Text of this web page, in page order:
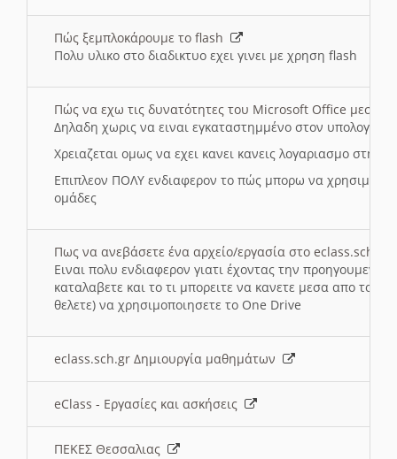
Πώς ξεμπλοκάρουμε το flash
Πολυ υλικο στο διαδικτυο εχει γινει με χρηση flash
Πώς να εχω τις δυνατότητες του Microsoft Office μεσω
Δηλαδη χωρις να ειναι εγκαταστημμένο στον
Χρειαζεται ομως να εχει κανει κανεις λογαριασμο στη
Επιπλεον ΠΟΛΥ ενδιαφερον το πώς μπορω να
ομάδες
Πως να ανεβάσετε ένα αρχείο/εργασία στο eclass.sch.gr
Ειναι πολυ ενδιαφερον γιατι έχοντας την
καταλαβετε και το τι μπορειτε να κανετε μεσα απο το
θελετε) να χρησιμοποιησετε το One Drive
eclass.sch.gr Δημιουργία μαθημάτων
eClass - Εργασίες και ασκήσεις
ΠΕΚΕΣ Θεσσαλιας